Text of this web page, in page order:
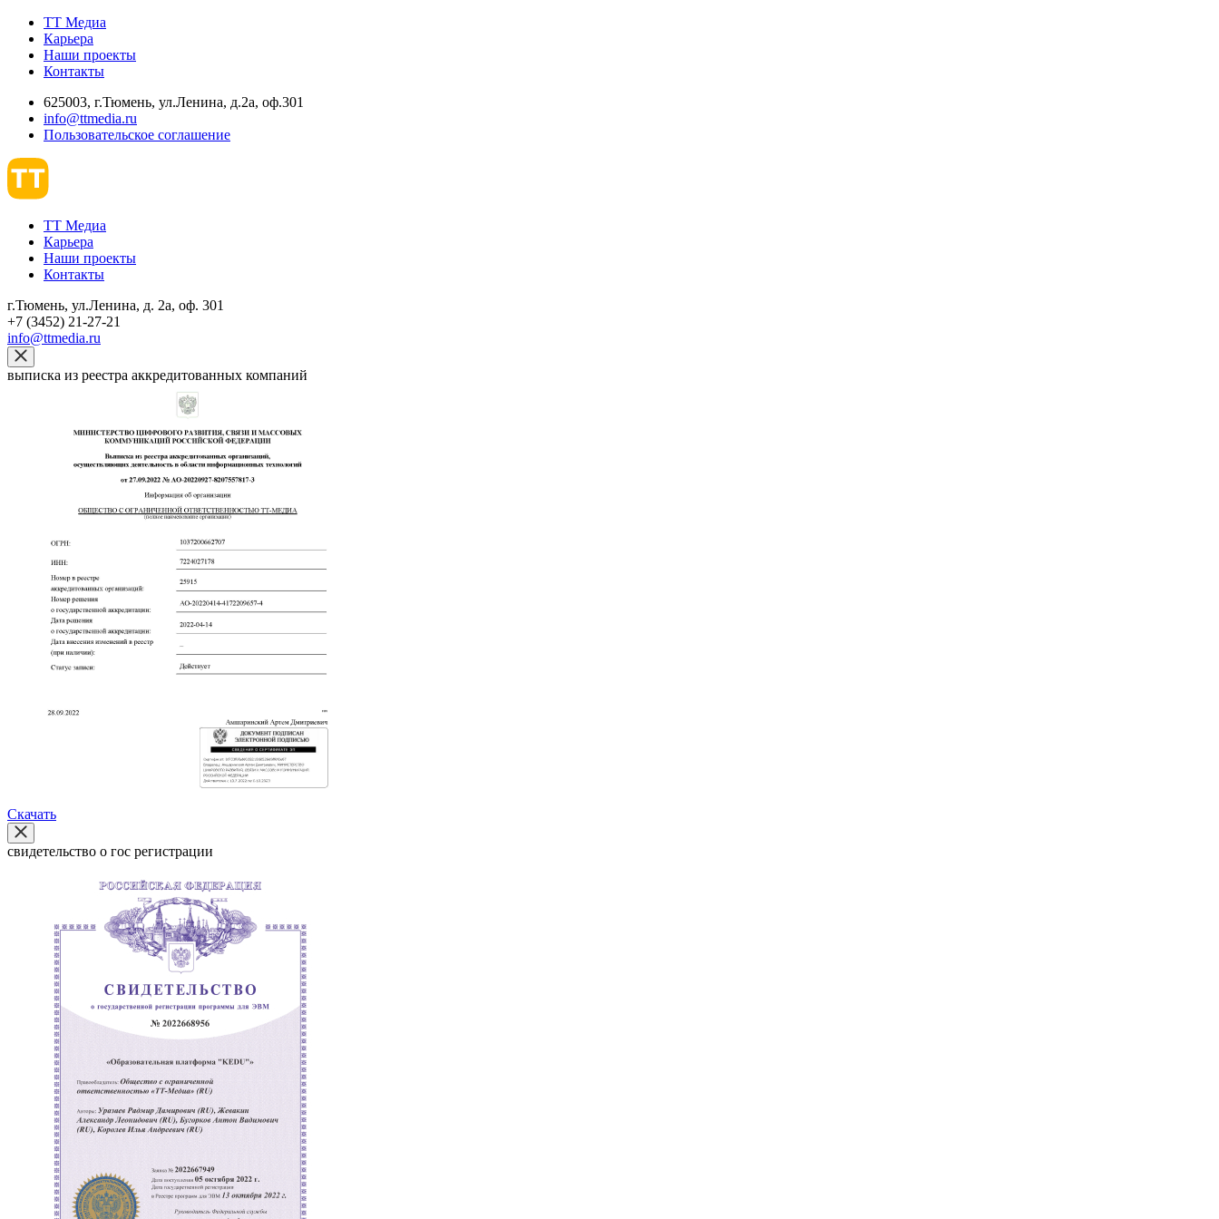
ТТ Медиа
Карьера
Наши проекты
Контакты
625003, г.Тюмень, ул.Ленина, д.2а, оф.301
info@ttmedia.ru
Пользовательское соглашение
ТТ Медиа
Карьера
Наши проекты
Контакты
г.Тюмень, ул.Ленина, д. 2а, оф. 301
+7 (3452) 21-27-21
info@ttmedia.ru
выписка из реестра аккредитованных компаний
Скачать
свидетельство о гос регистрации